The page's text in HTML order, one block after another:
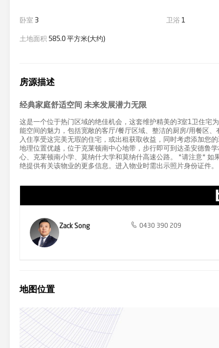
卧室 3 卫浴 1
土地面积 585.0 平方米(大约)
房源描述
经典家庭舒适空间 未来发展潜力无限
这是一个位于热门区域的绝佳机会，这套维护精美的3室1卫住宅
能空间的魅力，包括宽敞的客厅/餐厅区域、整洁的厨房/用餐区
入住享受这完美无瑕的住宅，或出租获取收益，同时考虑添加您
地理位置优越，位于克莱顿南中心地带，步行即可到达圣安德鲁
心、克莱顿南小学、莫纳什大学和莫纳什高速公路。 *请注意*
绝提供有关该物业的更多信息。进入物业时需出示照片身份证件。
Zack Song 0430 390 209
地图位置